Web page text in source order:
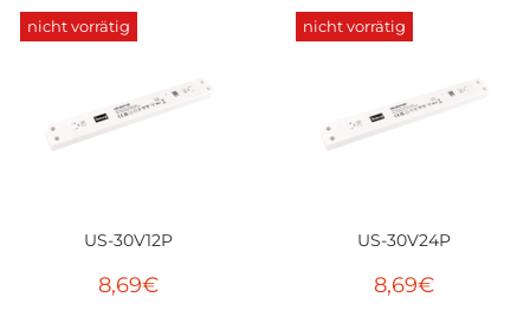
nicht vorrätig
US-30V12P
8,69€
nicht vorrätig
US-30V24P
8,69€